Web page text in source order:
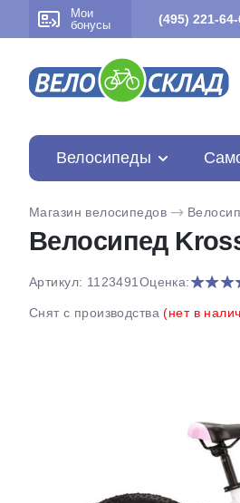
Мои
бонусы
(495) 221-
Велосипеды
Магазин велосипедов
Велосипед
Артикул: 1123491 Оценка:
Снят с производства(нет в